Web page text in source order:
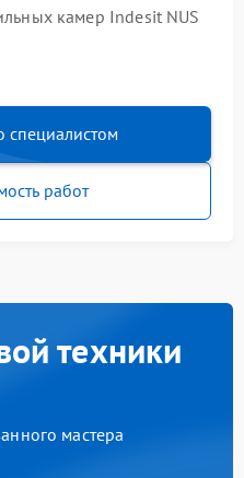
камер Indesit NUS
специалистом
работ
техники
мастера